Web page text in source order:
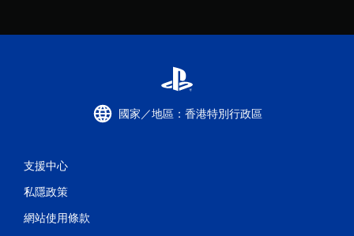
國家／地區：香港特別行政區
支援中心
私隱政策
網站使用條款